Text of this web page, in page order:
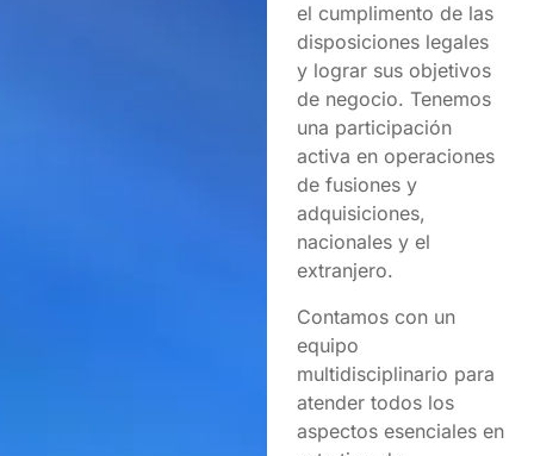
el cumplimento de las
disposiciones legales
y lograr sus objetivos
de negocio. Tenemos
una participación
activa en operaciones
de fusiones y
adquisiciones,
nacionales y el
extranjero.
Contamos con un
equipo
multidisciplinario para
atender todos los
aspectos esenciales en